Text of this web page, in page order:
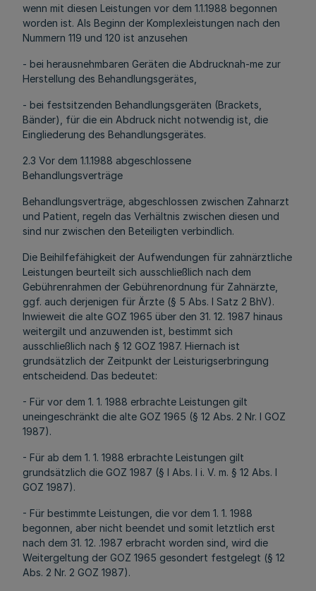
wenn mit diesen Leistungen vor dem 1.1.1988 begonnen
worden ist. Als Beginn der Komplexleistungen nach den
Nummern 119 und 120 ist anzusehen
- bei herausnehmbaren Geräten die Abdrucknah-me zur
Herstellung des Behandlungsgerätes,
- bei festsitzenden Behandlungsgeräten (Brackets,
Bänder), für die ein Abdruck nicht notwendig ist, die
Eingliederung des Behandlungsgerätes.
2.3 Vor dem 1.1.1988 abgeschlossene
Behandlungsverträge
Behandlungsverträge, abgeschlossen zwischen Zahnarzt
und Patient, regeln das Verhältnis zwischen diesen und
sind nur zwischen den Beteiligten verbindlich.
Die Beihilfefähigkeit der Aufwendungen für zahnärztliche
Leistungen beurteilt sich ausschließlich nach dem
Gebührenrahmen der Gebührenordnung für Zahnärzte,
ggf. auch derjenigen für Ärzte (§ 5 Abs. l Satz 2 BhV).
Inwieweit die alte GOZ 1965 über den 31. 12. 1987 hinaus
weitergilt und anzuwenden ist, bestimmt sich
ausschließlich nach § 12 GOZ 1987. Hiernach ist
grundsätzlich der Zeitpunkt der Leisturigserbringung
entscheidend. Das bedeutet:
- Für vor dem 1. 1. 1988 erbrachte Leistungen gilt
uneingeschränkt die alte GOZ 1965 (§ 12 Abs. 2 Nr. l GOZ
1987).
- Für ab dem 1. 1. 1988 erbrachte Leistungen gilt
grundsätzlich die GOZ 1987 (§ l Abs. l i. V. m. § 12 Abs. l
GOZ 1987).
- Für bestimmte Leistungen, die vor dem 1. 1. 1988
begonnen, aber nicht beendet und somit letztlich erst
nach dem 31. 12. .1987 erbracht worden sind, wird die
Weitergeltung der GOZ 1965 gesondert festgelegt (§ 12
Abs. 2 Nr. 2 GOZ 1987).